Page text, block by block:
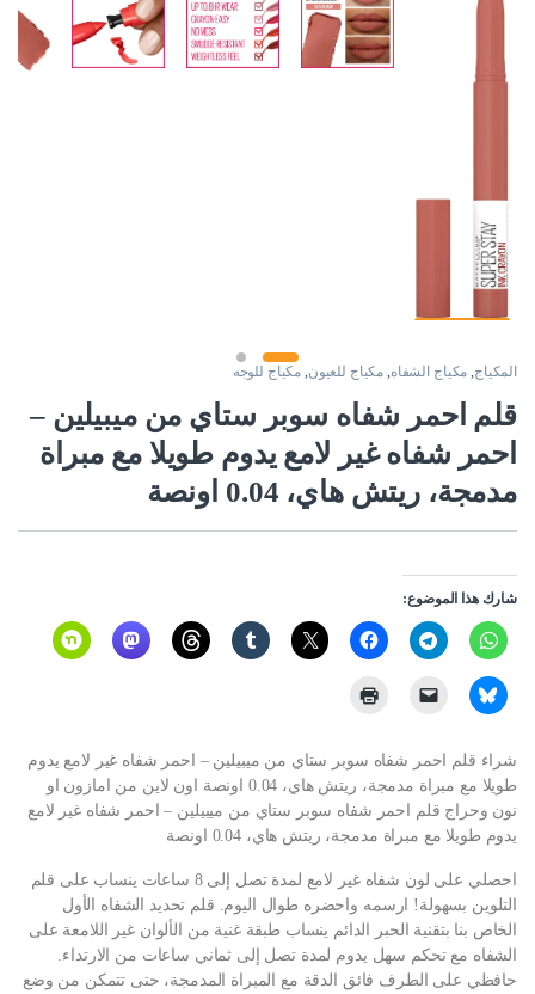
المكياج, مكياج الشفاه, مكياج للعيون, مكياج للوجه
قلم احمر شفاه سوبر ستاي من ميبيلين –
احمر شفاه غير لامع يدوم طويلا مع مبراة
مدمجة، ريتش هاي، 0.04 اونصة
شارك هذا الموضوع:
شراء قلم احمر شفاه سوبر ستاي من ميبيلين – احمر شفاه غير لامع يدوم
طويلا مع مبراة مدمجة، ريتش هاي، 0.04 اونصة اون لاين من امازون او
نون وحراج قلم احمر شفاه سوبر ستاي من ميبيلين – احمر شفاه غير لامع
يدوم طويلا مع مبراة مدمجة، ريتش هاي، 0.04 اونصة
احصلي على لون شفاه غير لامع لمدة تصل إلى 8 ساعات ينساب على قلم
التلوين بسهولة! ارسمه واحضره طوال اليوم. قلم تحديد الشفاه الأول
الخاص بنا بتقنية الحبر الدائم ينساب طبقة غنية من الألوان غير اللامعة على
الشفاه مع تحكم سهل يدوم لمدة تصل إلى ثماني ساعات من الارتداء.
حافظي على الطرف فائق الدقة مع المبراة المدمجة، حتى تتمكن من وضع